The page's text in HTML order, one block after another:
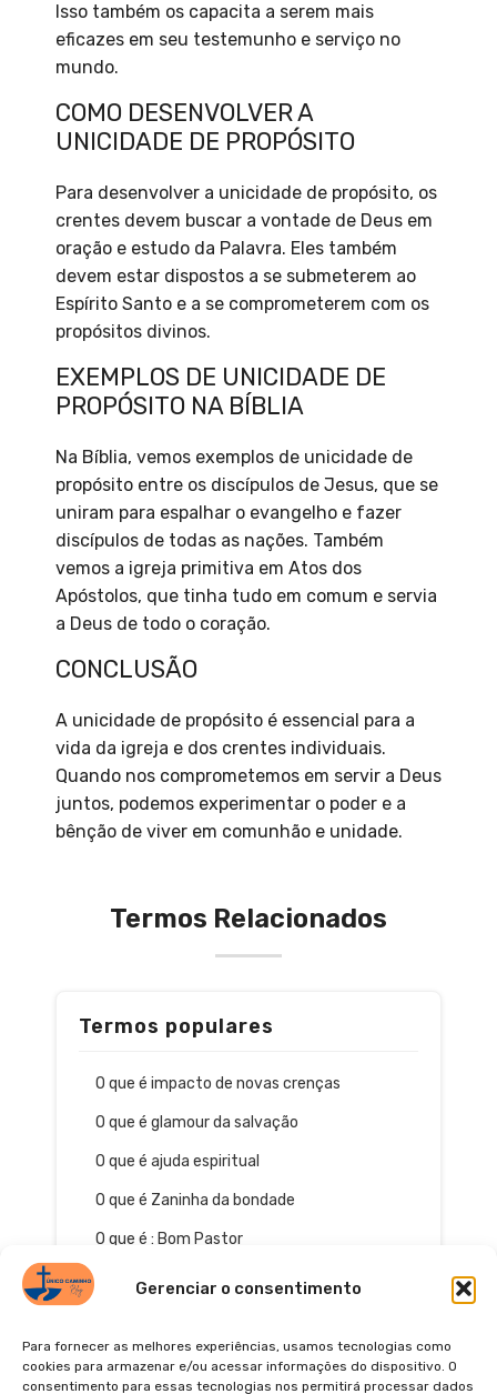
Gerenciar o consentimento
Para fornecer as melhores experiências, usamos tecnologias como
cookies para armazenar e/ou acessar informações do dispositivo. O
consentimento para essas tecnologias nos permitirá processar dados
Isso também os capacita a serem mais
eficazes em seu testemunho e serviço no
mundo.
COMO DESENVOLVER A
UNICIDADE DE PROPÓSITO
Para desenvolver a unicidade de propósito, os
crentes devem buscar a vontade de Deus em
oração e estudo da Palavra. Eles também
devem estar dispostos a se submeterem ao
Espírito Santo e a se comprometerem com os
propósitos divinos.
EXEMPLOS DE UNICIDADE DE
PROPÓSITO NA BÍBLIA
Na Bíblia, vemos exemplos de unicidade de
propósito entre os discípulos de Jesus, que se
uniram para espalhar o evangelho e fazer
discípulos de todas as nações. Também
vemos a igreja primitiva em Atos dos
Apóstolos, que tinha tudo em comum e servia
a Deus de todo o coração.
CONCLUSÃO
A unicidade de propósito é essencial para a
vida da igreja e dos crentes individuais.
Quando nos comprometemos em servir a Deus
juntos, podemos experimentar o poder e a
bênção de viver em comunhão e unidade.
Termos Relacionados
Termos populares
O que é impacto de novas crenças
O que é glamour da salvação
O que é ajuda espiritual
O que é Zaninha da bondade
O que é : Bom Pastor